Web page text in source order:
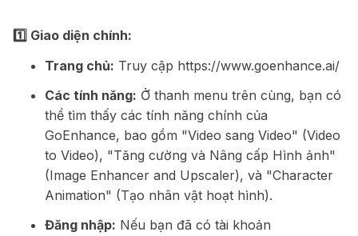
1️⃣ Giao diện chính:
Trang chủ: Truy cập https://www.goenhance.ai/
Các tính năng: Ở thanh menu trên cùng, bạn có
thể tìm thấy các tính năng chính của
GoEnhance, bao gồm "Video sang Video" (Video
to Video), "Tăng cường và Nâng cấp Hình ảnh"
(Image Enhancer and Upscaler), và "Character
Animation" (Tạo nhân vật hoạt hình).
Đăng nhập: Nếu bạn đã có tài khoản